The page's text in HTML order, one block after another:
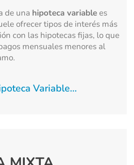
de una hipoteca variable es
ofrecer tipos de interés más
con las hipotecas fijas, lo que
mensuales menores al
Variable…